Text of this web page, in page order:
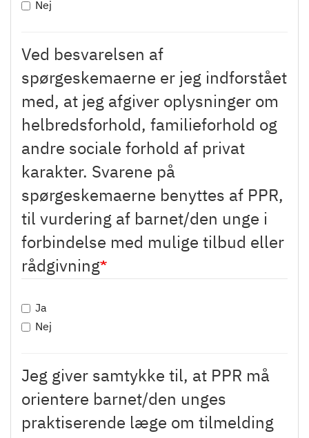
Nej
Ved besvarelsen af
spørgeskemaerne er jeg indforstået
med, at jeg afgiver oplysninger om
helbredsforhold, familieforhold og
andre sociale forhold af privat
karakter. Svarene på
spørgeskemaerne benyttes af PPR,
til vurdering af barnet/den unge i
forbindelse med mulige tilbud eller
rådgivning
Ja
Nej
Jeg giver samtykke til, at PPR må
orientere barnet/den unges
praktiserende læge om tilmelding